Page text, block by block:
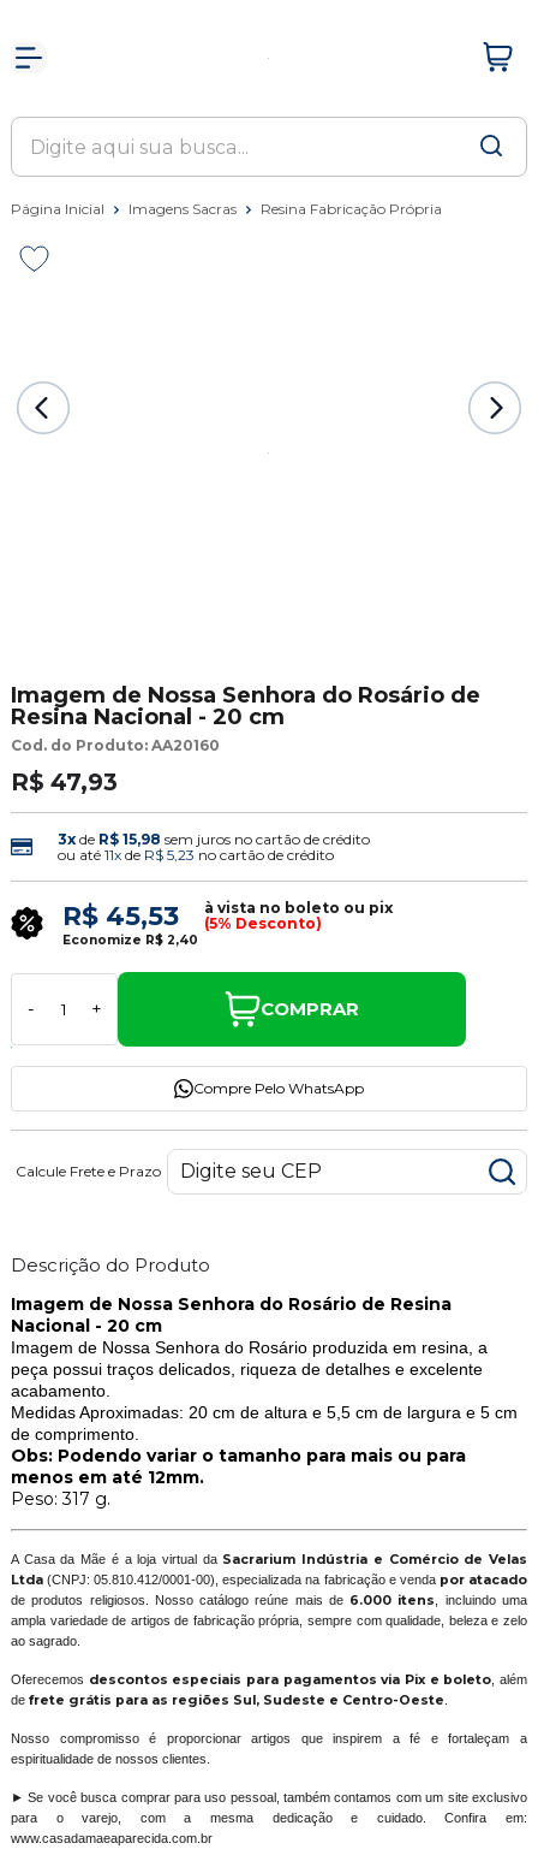
Página Inicial Imagens Sacras Resina Fabricação Própria
Imagem de Nossa Senhora do Rosário de
Resina Nacional - 20 cm
Cod. do Produto: AA20160
R$ 47,93
3xde R$ 15,98 sem juros no cartão de crédito
ou até 11xde R$ 5,23 no cartão de crédito
R$ 45,53
à vista no boleto ou pix
(5% Desconto)
Economize R$ 2,40
- + COMPRAR
Compre Pelo WhatsApp
Calcule Frete e Prazo
Descrição do Produto
Imagem de Nossa Senhora do Rosário de Resina
Nacional - 20 cm
Imagem de Nossa Senhora do Rosárioproduzida em resina, a
peça possui traços delicados, riqueza de detalhes e excelente
acabamento.
Medidas Aproximadas: 20 cm de altura e 5,5 cm de largura e 5 cm
de comprimento.
Obs: Podendo variar o tamanho para mais ou para
menos em até 12mm.
Peso: 317 g.
A Casa da Mãe é a loja virtual daSacrarium Indústria e Comércio de Velas
Ltda(CNPJ: 05.810.412/0001-00), especializada na fabricação e venda por atacado
de produtos religiosos. Nosso catálogo reúne mais de 6.000 itens
, incluindo uma
ampla variedade de artigos de fabricação própria, sempre com qualidade, beleza e zelo
ao sagrado.
Oferecemos descontos especiais para pagamentos via Pix e boleto , além
de frete grátis para as regiões Sul, Sudeste e Centro-Oeste
Nosso compromisso é proporcionar artigos que inspirem a fé e fortaleçam a
espiritualidade de nossos clientes.
► Se você busca comprar para uso pessoal, também contamos com um site exclusivo
para o varejo, com a mesma dedicação e cuidado. Confira em:
www.casadamaeaparecida.com.br